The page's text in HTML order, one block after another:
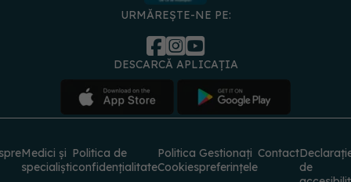
DESCARCĂ APLICAȚIA
specialiști confidențialitate Cookies preferințele
de